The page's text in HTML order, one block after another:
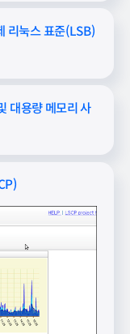
리눅스 표준(LSB)
대용량 메모리 사